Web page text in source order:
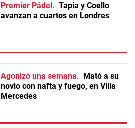
Premier Pádel
Tapia y Coello
avanzan a cuartos en Londres
Agonizó una semana
Mató a su
novio con nafta y fuego, en Villa
Mercedes